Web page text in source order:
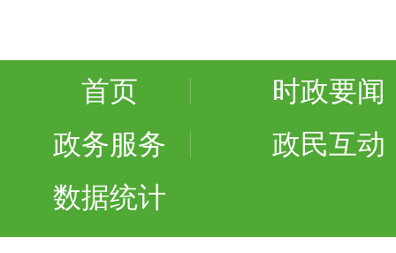
首页
时政要闻
政务服务
政民互动
数据统计